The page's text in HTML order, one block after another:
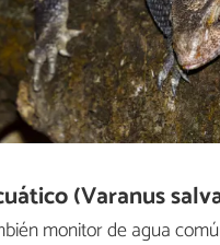
(Varanus
monitor de agua